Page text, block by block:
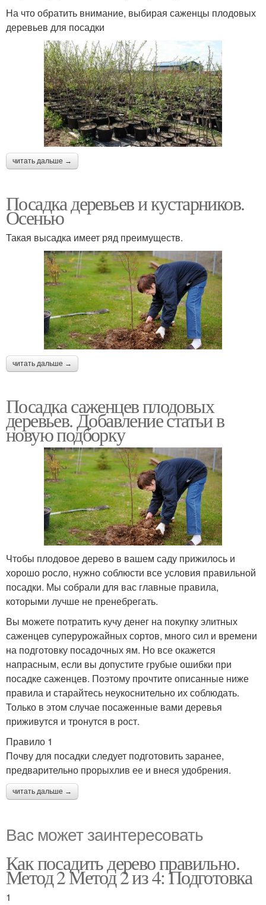
На что обратить внимание, выбирая саженцы плодовых
деревьев для посадки
читать дальше →
Посадка деревьев и кустарников.
Осенью
Такая высадка имеет ряд преимуществ.
читать дальше →
Посадка саженцев плодовых
деревьев. Добавление статьи в
новую подборку
Чтобы плодовое дерево в вашем саду прижилось и
хорошо росло, нужно соблюсти все условия правильной
посадки. Мы собрали для вас главные правила,
которыми лучше не пренебрегать.
Вы можете потратить кучу денег на покупку элитных
саженцев суперурожайных сортов, много сил и времени
на подготовку посадочных ям. Но все окажется
напрасным, если вы допустите грубые ошибки при
посадке саженцев. Поэтому прочтите описанные ниже
правила и старайтесь неукоснительно их соблюдать.
Только в этом случае посаженные вами деревья
приживутся и тронутся в рост.
Правило 1
Почву для посадки следует подготовить заранее,
предварительно прорыхлив ее и внеся удобрения.
читать дальше →
Вас может заинтересовать
Как посадить дерево правильно.
Метод 2 Метод 2 из 4: Подготовка
1